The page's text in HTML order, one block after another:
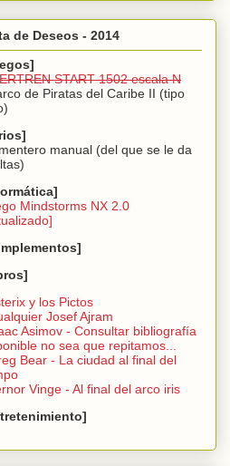
de Deseos - 2014
START 1502 escala N
de Piratas del Caribe II (tipo
manual (del que se le da
Mindstorms NX 2.0
y los Pictos
Josef Ajram
Asimov - Consultar bibliografí­a
no sea que repitamos...
Bear - La ciudad al final del
Vinge - Al final del arco iris